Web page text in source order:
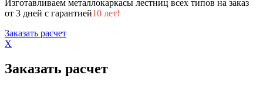
Изготавливаем металлокаркасы лестниц всех типов на заказ
от 3 дней с гарантией10 лет!
Заказать расчет
X
Заказать расчет